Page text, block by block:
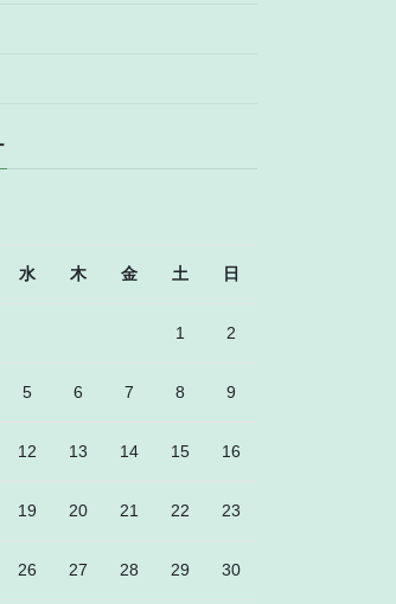
水 木 金 土 日
1 2
5 6 7 8 9
12 13 14 15 16
19 20 21 22 23
26 27 28 29 30